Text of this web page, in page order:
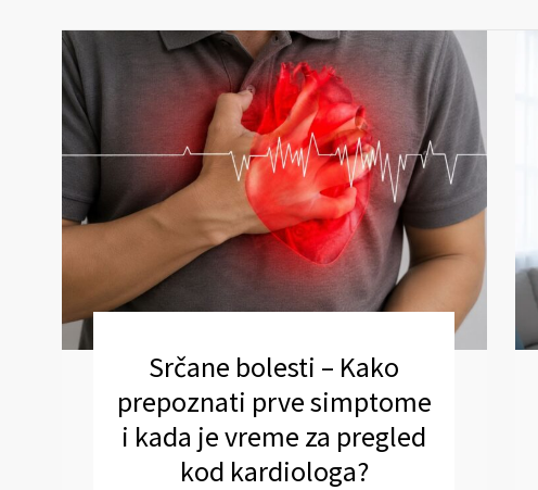
Srčane bolesti – Kako
prepoznati prve simptome
i kada je vreme za pregled
kod kardiologa?